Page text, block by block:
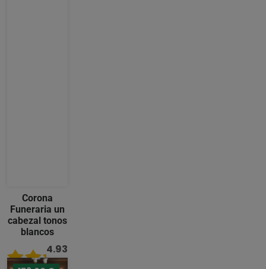
Corona
Funeraria un
cabezal tonos
blancos
4.93
/ 5